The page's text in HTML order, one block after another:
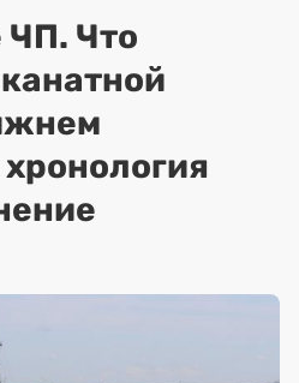
ЧП. Что